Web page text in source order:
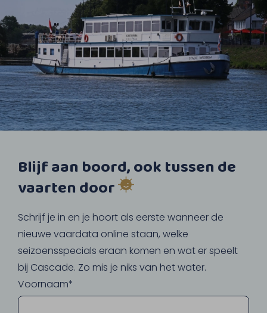
Blijf aan boord, ook tussen de
vaarten door
Schrijf je in en je hoort als eerste wanneer de
nieuwe vaardata online staan, welke
seizoensspecials eraan komen en wat er speelt
bij Cascade. Zo mis je niks van het water.
Voornaam*